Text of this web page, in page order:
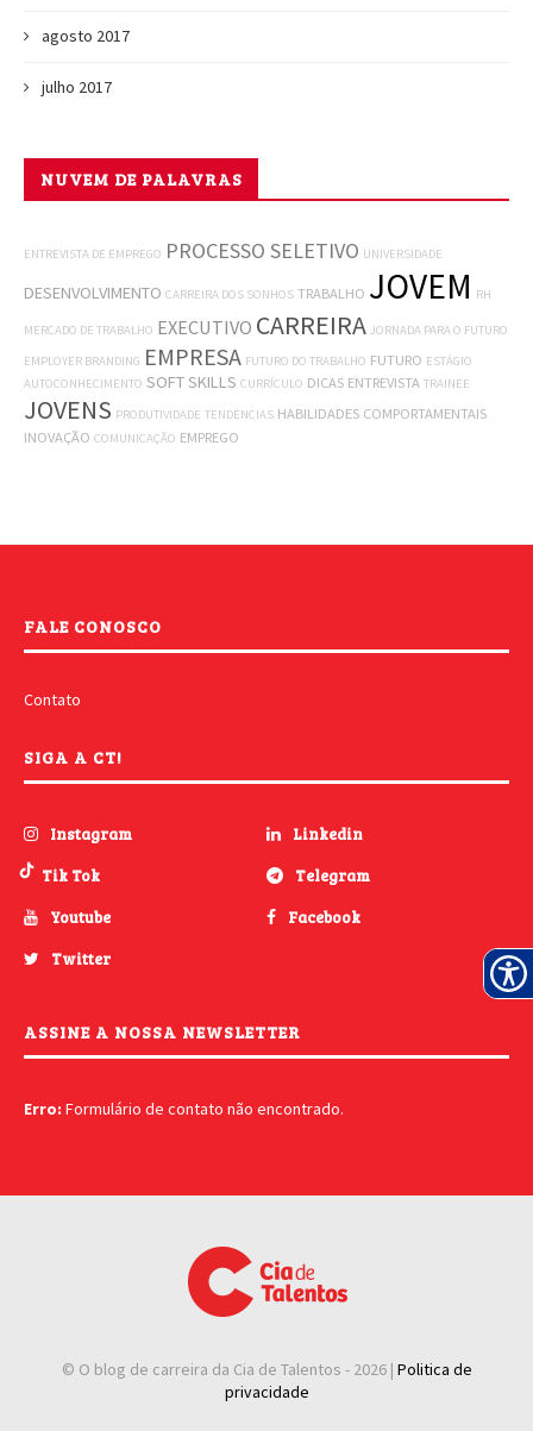
agosto 2017
julho 2017
NUVEM DE PALAVRAS
ENTREVISTA DE EMPREGO PROCESSO SELETIVO UNIVERSIDADE
DESENVOLVIMENTO CARREIRA DOS SONHOS TRABALHO JOVEM RH
MERCADO DE TRABALHO EXECUTIVO CARREIRA JORNADA PARA O FUTURO
EMPLOYER BRANDING EMPRESA FUTURO DO TRABALHO FUTURO ESTÁGIO
AUTOCONHECIMENTO SOFT SKILLS CURRÍCULO DICAS ENTREVISTA TRAINEE
JOVENS PRODUTIVIDADE TENDÊNCIAS HABILIDADES COMPORTAMENTAIS
INOVAÇÃO COMUNICAÇÃO EMPREGO
FALE CONOSCO
Contato
SIGA A CT!
Instagram
Linkedin
Tik Tok
Telegram
Youtube
Facebook
Twitter
ASSINE A NOSSA NEWSLETTER
Erro: Formulário de contato não encontrado.
© O blog de carreira da Cia de Talentos - 2026 | Politica de
privacidade